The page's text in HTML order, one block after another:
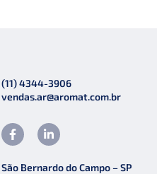
(11) 4344-3906
vendas.ar@aromat.com.br
São Bernardo do Campo – SP